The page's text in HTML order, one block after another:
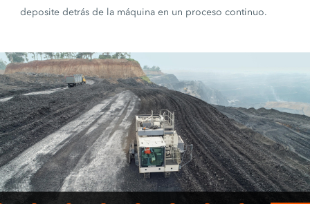
deposite detrás de la máquina en un proceso continuo.